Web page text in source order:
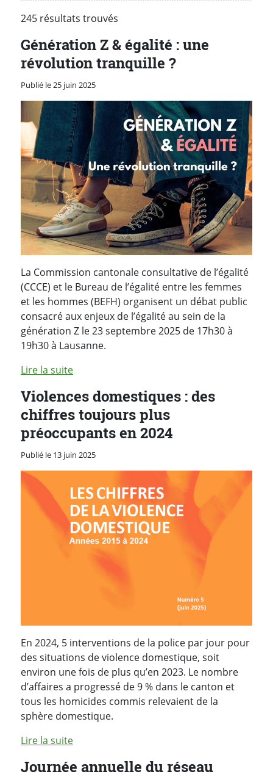
245 résultats trouvés
Génération Z & égalité : une
révolution tranquille ?
Publié le 25 juin 2025
La Commission cantonale consultative de l’égalité
(CCCE) et le Bureau de l’égalité entre les femmes
et les hommes (BEFH) organisent un débat public
consacré aux enjeux de l’égalité au sein de la
génération Z le 23 septembre 2025 de 17h30 à
19h30 à Lausanne.
Lire la suite
Violences domestiques : des
chiffres toujours plus
préoccupants en 2024
Publié le 13 juin 2025
En 2024, 5 interventions de la police par jour pour
des situations de violence domestique, soit
environ une fois de plus qu’en 2023. Le nombre
d’affaires a progressé de 9 % dans le canton et
tous les homicides commis relevaient de la
sphère domestique.
Lire la suite
Journée annuelle du réseau